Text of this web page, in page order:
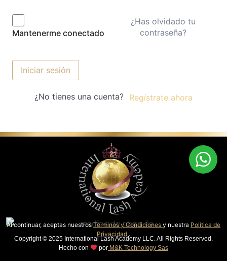
Mantenerme conectado
¿Has olvidado tu
contraseña?
Iniciar sesión
¿No tienes una cuenta? Regístrate ahora
Al continuar, aceptas nuestrosTérminos y Condiciones y nuestra Política de
Privacidad .
Copyright © 2025 International Lash Academy LLC. All Rights Reserved.
Hecho con
porM&K Technology Sas